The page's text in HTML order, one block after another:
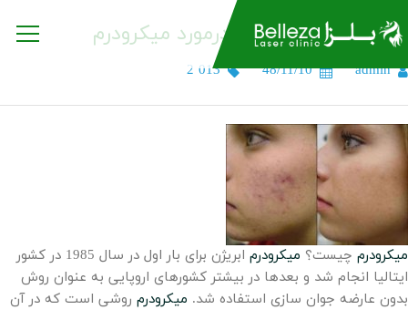
میکرودرم و همه چیز درمورد میکرودرم
admin
48/11/10
2 013
میکرودرم چیست؟ میکرودرم
ابریژن برای بار اول در سال 1985 در کشور
ایتالیا انجام شد و بعدها در بیشتر کشورهای اروپایی به عنوان روش
بدون عارضه جوان سازی استفاده شد. میکرودرم روشی است که در آن